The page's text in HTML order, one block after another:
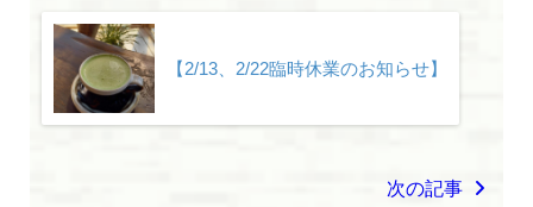
【2/13、2/22臨時休業のお知らせ】
次の記事